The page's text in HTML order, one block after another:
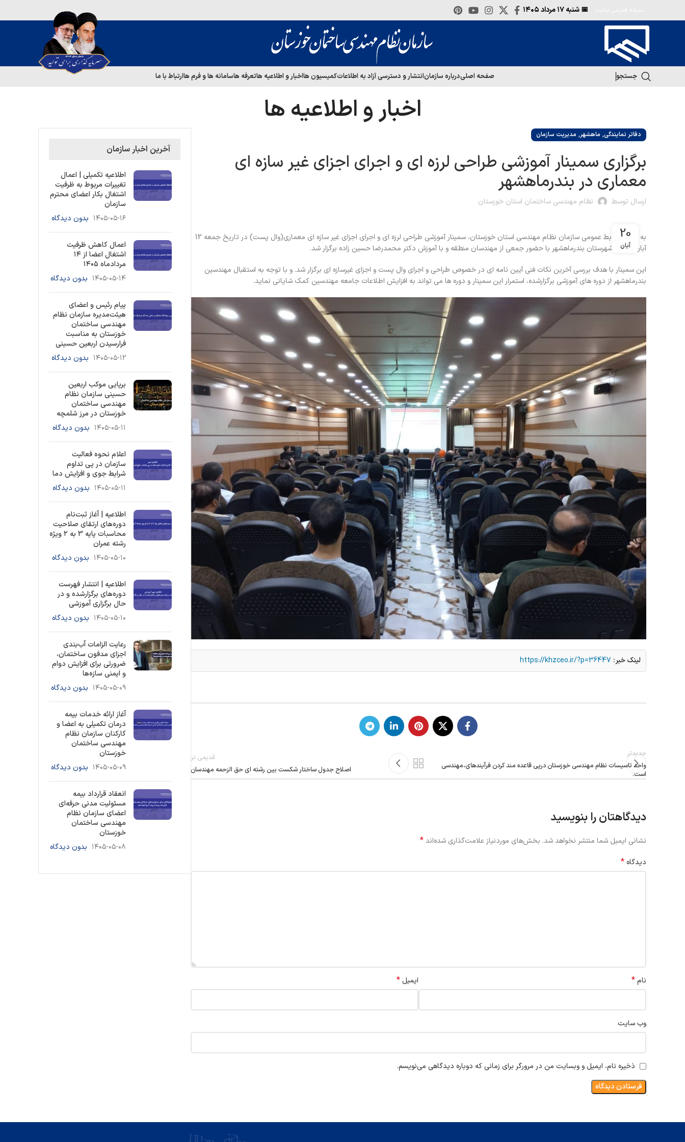
📅 شنبه
جستجو صفحه اصلیدرباره سازمانانتشار و دسترسی آزاد به اطلاعاتکمیسیون هااخبار و اطلاعیه هاتعرفه هاسامانه ها و فرم هاارتباط با ما
اخبار و اطلاعیه ها
دفاتر نمایندگی, ماهشهر, مدیریت سازمان
برگزاری سمینار آموزشی طراحی لرزه ای و اجرای اجزای غیر سازه ای
معماری در بندرماهشهر
ارسال توسط نظام مهندسی ساختمان استان خوزستان
20
آبان
به گزارش روابط عمومی سازمان نظام مهندسی استان خوزستان، سمینار آموزشی طراحی لرزه ای و اجرای اجزای غیر سازه ای معماری(وال پست) در تاريخ جمعه 12
آبان ماه در شهرستان بندرماهشهر با حضور جمعی از مهندسان منطقه و با آموزش دکتر محمدرضا حسین زاده برگزار شد.
این سمینار با هدف بررسی آخرین نکات فنی آیین‌ نامه ای در خصوص طراحی و اجرای وال پست و اجزای غیرسازه ای برگزار شد. و با توجه به استقبال مهندسین
بندرماهشهر از دوره های آموزشی برگزارشده، استمرار این سمینار و دوره ها می تواند به افزایش اطلاعات جامعه مهندسین کمک شایانی نماید.
لینک خبر: https://khzceo.ir/?p=36447
جدیدتر
واحد تاسیسات نظام مهندسی خوزستان درپی قاعده مند کردن فرآیندهای،مهندسی
است.
قدیمی تر
اصلاح جدول ساختار شکست بین رشته ای حق الزحمه مهندسان
دیدگاهتان را بنویسید
نشانی ایمیل شما منتشر نخواهد شد. بخش‌های موردنیاز علامت‌گذاری شده‌اند*
دیدگاه *
نام* ایمیل *
وب‌ سایت
ذخیره نام، ایمیل و وبسایت من در مرورگر برای زمانی که دوباره دیدگاهی می‌نویسم.
آخرین اخبار سازمان
اطلاعیه تکمیلی | اعمال
تغییرات مربوط به ظرفیت
اشتغال بکار اعضای محترم
سازمان
۱۴۰۵-۰۵-۱۶ بدون دیدگاه
اعمال کاهش ظرفیت
اشتغال اعضا از ۱۴
مردادماه ۱۴۰۵
۱۴۰۵-۰۵-۱۴ بدون دیدگاه
پیام رئیس و اعضای
هیئت‌مدیره سازمان نظام
مهندسی ساختمان
خوزستان به مناسبت
فرارسیدن اربعین حسینی
۱۴۰۵-۰۵-۱۲ بدون دیدگاه
برپایی موکب اربعین
حسینی سازمان نظام
مهندسی ساختمان
خوزستان در مرز شلمچه
۱۴۰۵-۰۵-۱۱ بدون دیدگاه
اعلام نحوه فعالیت
سازمان در پی تداوم
شرایط جوی و افزایش دما
۱۴۰۵-۰۵-۱۱ بدون دیدگاه
اطلاعیه | آغاز ثبت‌نام
دوره‌های ارتقای صلاحیت
محاسبات پایه 3 به ۲ ویژه
رشته عمران
۱۴۰۵-۰۵-۱۰ بدون دیدگاه
اطلاعیه | انتشار فهرست
دوره‌های برگزارشده و در
حال برگزاری آموزشی
۱۴۰۵-۰۵-۱۰ بدون دیدگاه
رعایت الزامات آب‌بندی
اجزای مدفون ساختمان،
ضرورتی برای افزایش دوام
و ایمنی سازه‌ها
۱۴۰۵-۰۵-۰۹ بدون دیدگاه
آغاز ارائه خدمات بیمه
درمان تکمیلی به اعضا و
کارکنان سازمان نظام
مهندسی ساختمان
خوزستان
۱۴۰۵-۰۵-۰۹ بدون دیدگاه
انعقاد قرارداد بیمه
مسئولیت مدنی حرفه‌ای
اعضای سازمان نظام
مهندسی ساختمان
خوزستان
۱۴۰۵-۰۵-۰۸ بدون دیدگاه